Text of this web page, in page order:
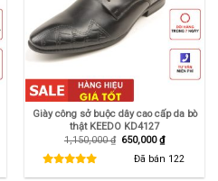
Giày công sở buộc dây cao cấp da bò
thật KEEDO KD4127
1,150,000₫ Giá
1,150,000 ₫.
650,000₫Giá
hiện
tại
là:
Đã bán 122